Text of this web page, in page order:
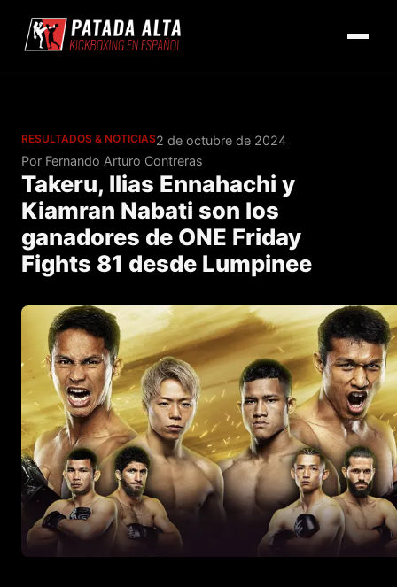
RESULTADOS & NOTICIAS2 de octubre de 2024
Por Fernando Arturo Contreras
Takeru, Ilias Ennahachi y
Kiamran Nabati son los
ganadores de ONE Friday
Fights 81 desde Lumpinee